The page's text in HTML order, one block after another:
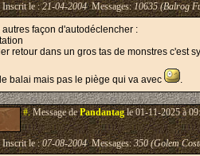
le :21-04-2004Messages:10635 (Balrog
autres façon d'autodéclencher :
retour dans un gros tas de monstres c'est
balai mais pas le piège qui va avec .
#.Message dePandantagle 01-11-2025 à
le :07-08-2004Messages:350 (Golem